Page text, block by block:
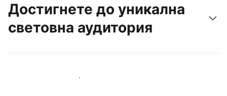
Достигнете до уникална
световна аудитория
Достигнете до нови гости днес